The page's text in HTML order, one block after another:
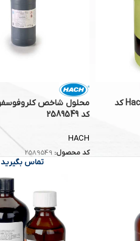
محلول استاندارد Hach redox کد
کد 2589549
HACH
کد محصول: 2589549
تماس بگیرید